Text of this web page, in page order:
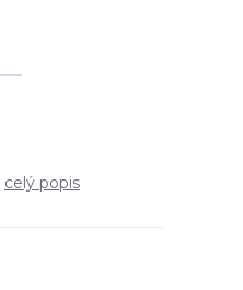
celý popis